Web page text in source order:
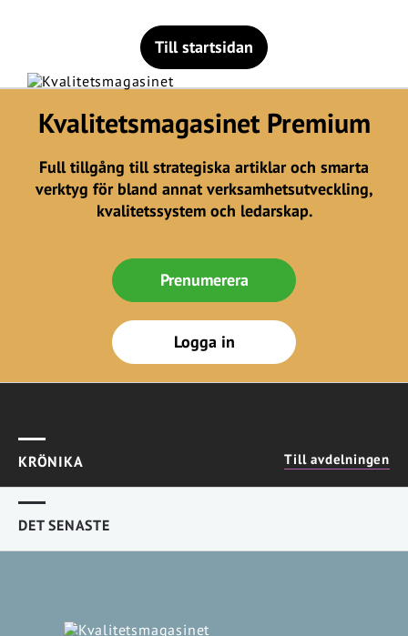
Till startsidan
Kvalitetsmagasinet Premium
Full tillgång till strategiska artiklar och smarta
verktyg för bland annat verksamhetsutveckling,
kvalitetssystem och ledarskap.
Prenumerera
Logga in
KRÖNIKA Till avdelningen
DET SENASTE